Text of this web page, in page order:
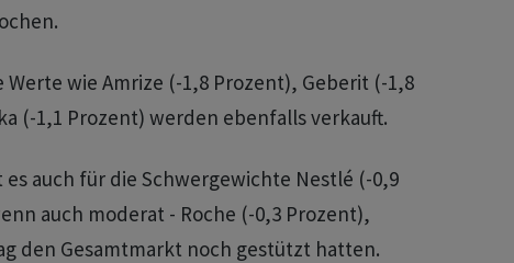
Werte wie Amrize (-1,8 Prozent), Geberit (-1,8
(-1,1 Prozent) werden ebenfalls verkauft.
auch für die Schwergewichte Nestlé (-0,9
auch moderat - Roche (-0,3 Prozent),
den Gesamtmarkt noch gestützt hatten.